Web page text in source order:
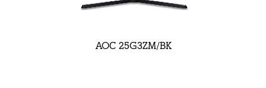
AOC 25G3ZM/BK